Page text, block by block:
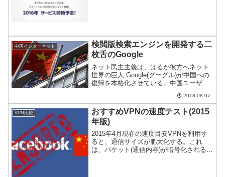
中国インターネット
検閲版検索エンジンを開発する二
枚舌のGoogle
ネット民主主義は、はるか彼方へネット
世界の巨人 Google(グーグル)が中国への
復帰を本格化させている。中国ユーザに
来同国のユーザに提供するサービスは、
その昔のGoogleと違うものかもしれな
い。
2018.08.07
VPN比較
おすすめVPNの速度テスト(2015
年版)
2015年4月現在の速度目安VPNを利用す
ると、通信サイズが肥大化する。これ
は、パケット(通信内容)が暗号化されるた